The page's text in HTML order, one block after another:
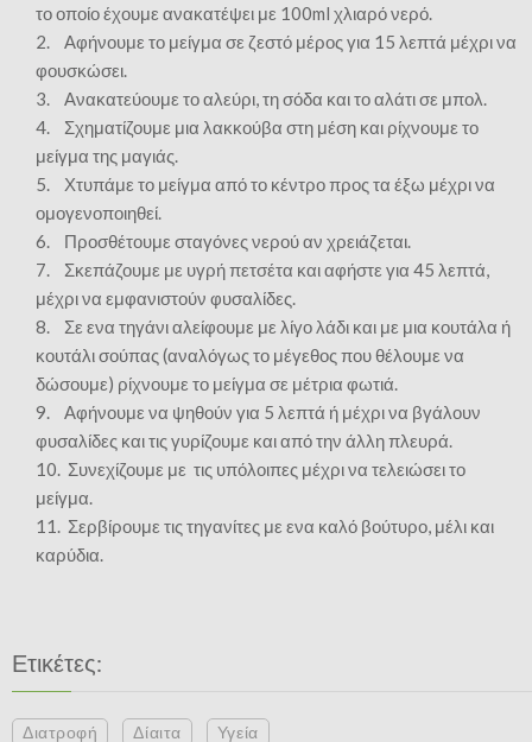
το οποίο έχουμε ανακατέψει με 100ml χλιαρό νερό.
2. Αφήνουμε το μείγμα σε ζεστό μέρος για 15 λεπτά μέχρι να
φουσκώσει.
3. Ανακατεύουμε το αλεύρι, τη σόδα και το αλάτι σε μπολ.
4. Σχηματίζουμε μια λακκούβα στη μέση και ρίχνουμε το
μείγμα της μαγιάς.
5. Χτυπάμε το μείγμα από το κέντρο προς τα έξω μέχρι να
ομογενοποιηθεί.
6. Προσθέτουμε σταγόνες νερού αν χρειάζεται.
7. Σκεπάζουμε με υγρή πετσέτα και αφήστε για 45 λεπτά,
μέχρι να εμφανιστούν φυσαλίδες.
8. Σε ενα τηγάνι αλείφουμε με λίγο λάδι και με μια κουτάλα ή
κουτάλι σούπας (αναλόγως το μέγεθος που θέλουμε να
δώσουμε) ρίχνουμε το μείγμα σε μέτρια φωτιά.
9. Αφήνουμε να ψηθούν για 5 λεπτά ή μέχρι να βγάλουν
φυσαλίδες και τις γυρίζουμε και από την άλλη πλευρά.
10. Συνεχίζουμε με τις υπόλοιπες μέχρι να τελειώσει το
μείγμα.
11. Σερβίρουμε τις τηγανίτες με ενα καλό βούτυρο, μέλι και
καρύδια.
Ετικέτες:
Διατροφή Δίαιτα Υγεία